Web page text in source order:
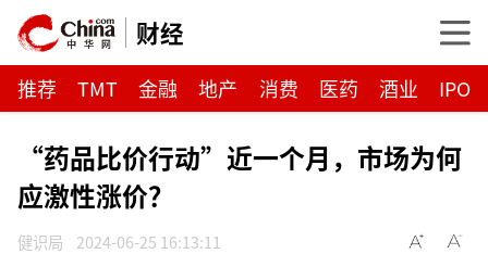
财经
推荐 TMT 金融 地产 消费 医药 酒业 IPO
“药品比价行动”近一个月，市场为何
应激性涨价？
健识局 2024-06-25 16:13:11